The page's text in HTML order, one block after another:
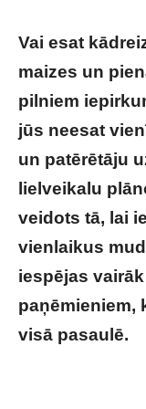
Vai esat
maizes un
pilniem
jūs neesat
un patērētāju
lielveikalu
veidots tā, lai
vienlaikus
iespējas
paņēmieniem,
visā pasaulē.